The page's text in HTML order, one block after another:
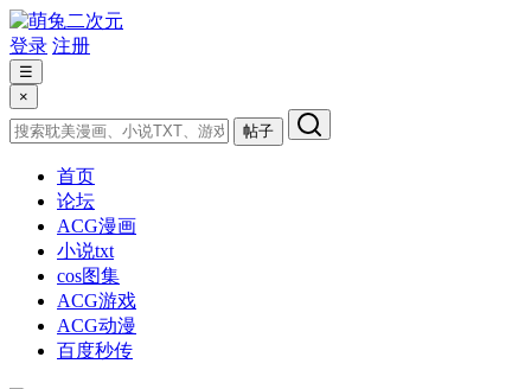
登录 注册
☰
×
帖子
首页
论坛
ACG漫画
小说txt
cos图集
ACG游戏
ACG动漫
百度秒传